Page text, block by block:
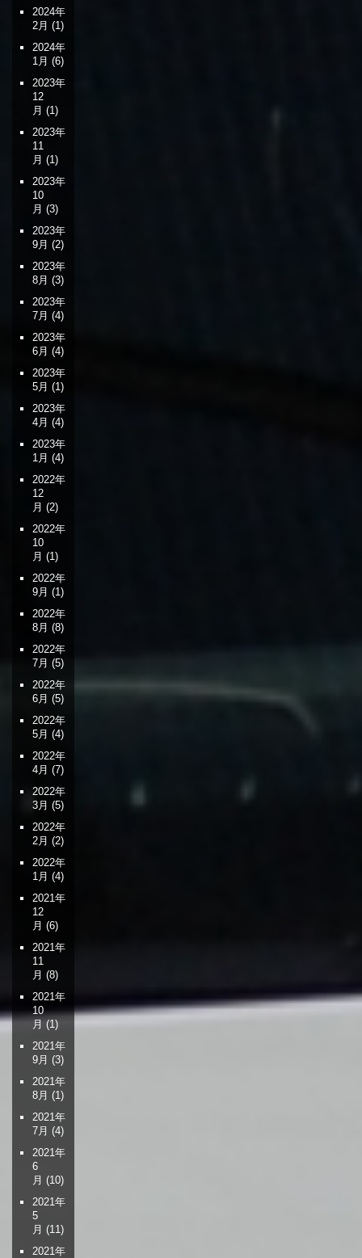
2024年
2月 (1)
2024年
1月 (6)
2023年
12
月 (1)
2023年
11
月 (1)
2023年
10
月 (3)
2023年
9月 (2)
2023年
8月 (3)
2023年
7月 (4)
2023年
6月 (4)
2023年
5月 (1)
2023年
4月 (4)
2023年
1月 (4)
2022年
12
月 (2)
2022年
10
月 (1)
2022年
9月 (1)
2022年
8月 (8)
2022年
7月 (5)
2022年
6月 (5)
2022年
5月 (4)
2022年
4月 (7)
2022年
3月 (5)
2022年
2月 (2)
2022年
1月 (4)
2021年
12
月 (6)
2021年
11
月 (8)
2021年
10
月 (1)
2021年
9月 (3)
2021年
8月 (1)
2021年
7月 (4)
2021年
6
月 (10)
2021年
5
月 (11)
2021年